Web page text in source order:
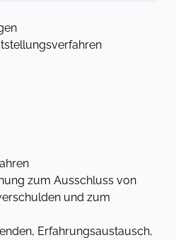
zum Ausschluss von
und zum
Erfahrungsaustausch,